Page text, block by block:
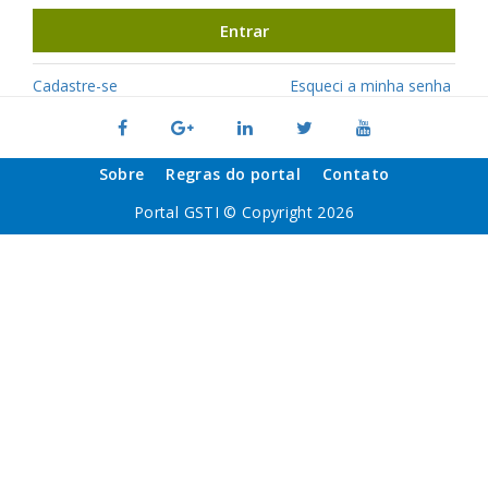
Entrar
Cadastre-se Esqueci a minha senha
Sobre Regras do portal
Contato
Portal GSTI © Copyright 2026